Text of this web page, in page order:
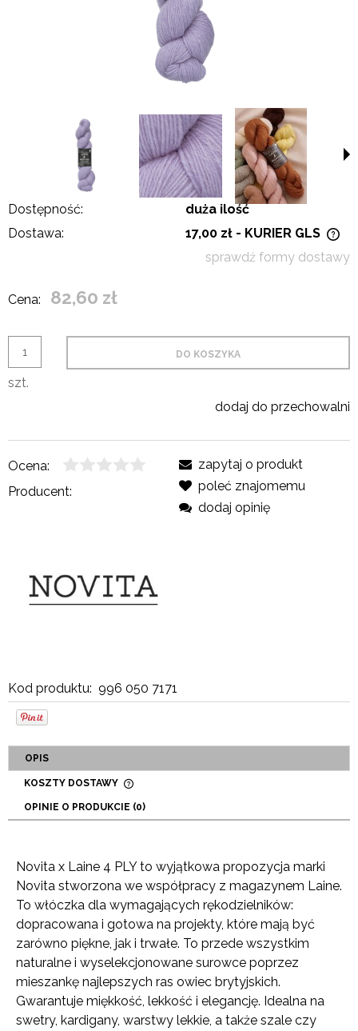
Dostępność:
duża ilość
Dostawa:
17,00 zł - KURIER GLS
sprawdź formy dostawy
Cena: 82,60 zł
szt.
DO KOSZYKA
dodaj do przechowalni
Ocena:
Producent:
Kod produktu: 996 050 7171
zapytaj o produkt
poleć znajomemu
dodaj opinię
OPIS
KOSZTY DOSTAWY
PŁATNOŚCI
OPINIE O PRODUKCIE (0)
Novita x Laine 4 PLY to wyjątkowa propozycja marki
Novita stworzona we współpracy z magazynem Laine.
To włóczka dla wymagających rękodzielników:
dopracowana i gotowa na projekty, które mają być
zarówno piękne, jak i trwałe. To przede wszystkim
naturalne i wyselekcjonowane surowce poprzez
mieszankę najlepszych ras owiec brytyjskich.
Gwarantuje miękkość, lekkość i elegancję. Idealna na
swetry, kardigany, warstwy lekkie, a także szale czy